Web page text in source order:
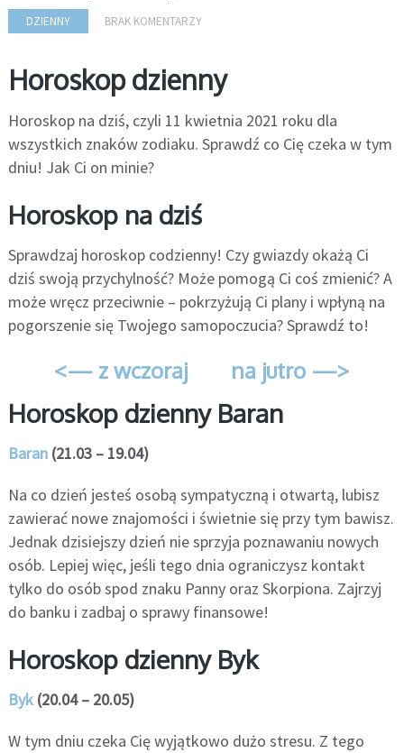
DZIENNY BRAK KOMENTARZY
Horoskop dzienny
Horoskop na dziś, czyli 11 kwietnia 2021 roku dla
wszystkich znaków zodiaku. Sprawdź co Cię czeka w tym
dniu! Jak Ci on minie?
Horoskop na dziś
Sprawdzaj horoskop codzienny! Czy gwiazdy okażą Ci
dziś swoją przychylność? Może pomogą Ci coś zmienić? A
może wręcz przeciwnie – pokrzyżują Ci plany i wpłyną na
pogorszenie się Twojego samopoczucia? Sprawdź to!
<— z wczoraj na jutro —>
Horoskop dzienny Baran
Baran(21.03 – 19.04)
Na co dzień jesteś osobą sympatyczną i otwartą, lubisz
zawierać nowe znajomości i świetnie się przy tym bawisz.
Jednak dzisiejszy dzień nie sprzyja poznawaniu nowych
osób. Lepiej więc, jeśli tego dnia ograniczysz kontakt
tylko do osób spod znaku Panny oraz Skorpiona. Zajrzyj
do banku i zadbaj o sprawy finansowe!
Horoskop dzienny Byk
Byk(20.04 – 20.05)
W tym dniu czeka Cię wyjątkowo dużo stresu. Z tego